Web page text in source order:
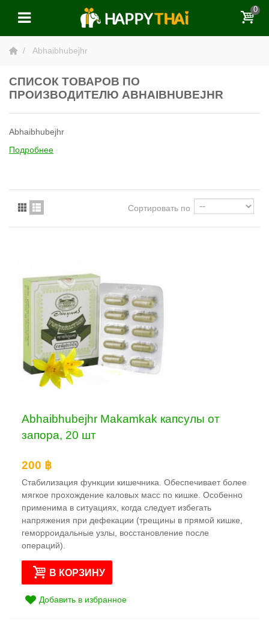
0
Abhaibhubejhr
СПИСОК ТОВАРОВ ПО
ПРОИЗВОДИТЕЛЮ ABHAIBHUBEJHR
Abhaibhubejhr
Подробнее
Сортировать по
Abhaibhubejhr Makamkak капсулы от
запора, 20 шт
200 ฿
Стабилизация функции кишечника. Обеспечивает более
мягкое прохождение каловых масс по кишке. Особенно
применима в ситуациях, когда следует избегать
напряжения при дефекации (трещины в прямой кишке,
геморроидальные узлы, восстановление после
операций).
В КОРЗИНУ
Добавить в избранное